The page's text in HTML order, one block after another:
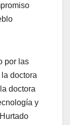
por las
doctora
doctora
y